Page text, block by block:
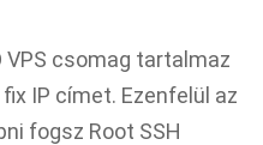
VPS csomag tartalmaz
IP címet. Ezenfelül az
fogsz Root SSH